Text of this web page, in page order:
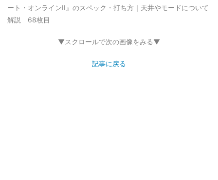
ート・オンラインII』のスペック・打ち方｜天井やモードについて
解説 68枚目
▼スクロールで次の画像をみる▼
記事に戻る